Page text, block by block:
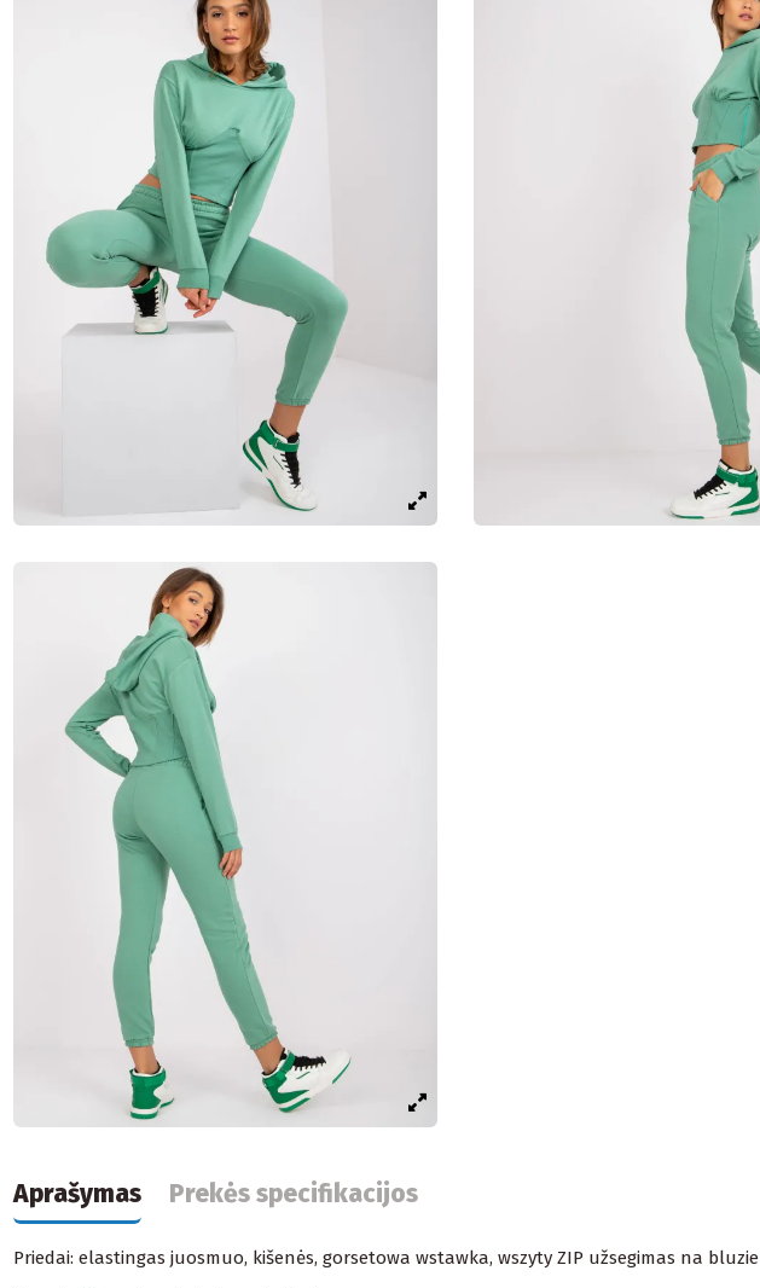
Aprašymas Prekės specifikacijos
Priedai: elastingas juosmuo, kišenės, gorsetowa wstawka, wszyty ZIP užsegimas na bluzie